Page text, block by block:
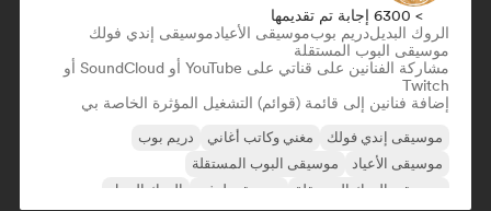
> 6300 إجابة تم تقديمها
الروك البديلدريم بوبموسيقى الأعيادموسيقى إندي فولك
موسيقى البوب المستقلة
مشاركة الفنانين على قناتي على YouTube أو SoundCloud أو
Twitch
إضافة فنانين إلى قائمة (قوائم) التشغيل المؤثرة الخاصة بي
موسيقى إندي فولك مغني وكاتب أغاني
دريم بوب
موسيقى الأعياد
موسيقى البوب المستقلة
موسيقى الروك المستقلة
موسيقى لوفي الروك البديل